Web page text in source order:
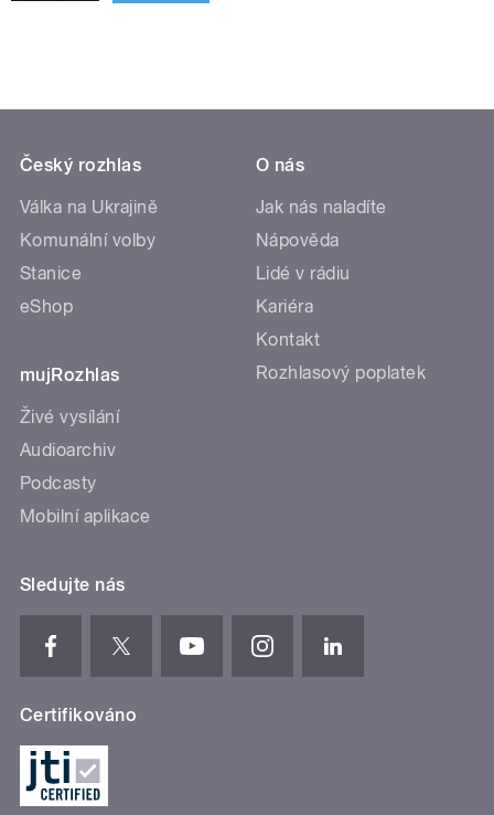
Český rozhlas
Válka na Ukrajině
Komunální volby
Stanice
eShop
mujRozhlas
Živé vysílání
Audioarchiv
Podcasty
Mobilní aplikace
O nás
Jak nás naladíte
Nápověda
Lidé v rádiu
Kariéra
Kontakt
Rozhlasový poplatek
Sledujte nás
Certifikováno